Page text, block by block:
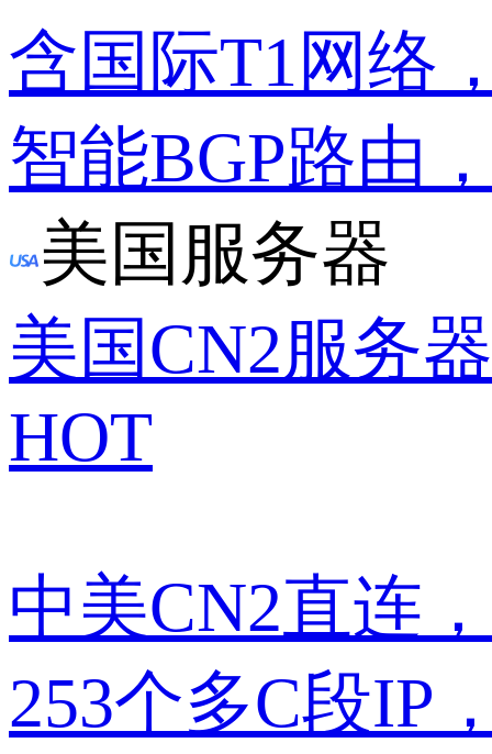
含国际T1网络
智能BGP路由
美国服务器
美国CN2服务器
HOT
中美CN2直连
253个多C段IP